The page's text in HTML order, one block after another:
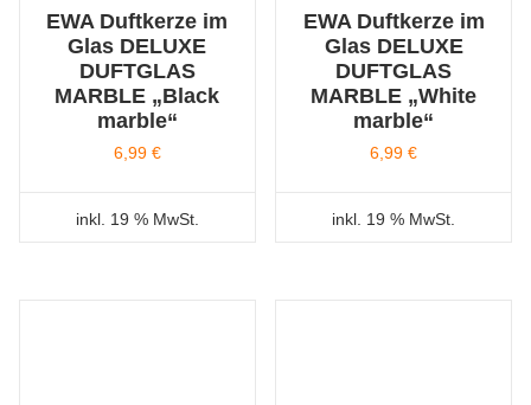
EWA Duftkerze im
Glas DELUXE
DUFTGLAS
MARBLE „Black
marble“
6,99 €
inkl. 19 % MwSt.
EWA Duftkerze im
Glas DELUXE
DUFTGLAS
MARBLE „White
marble“
6,99€
inkl. 19 % MwSt.